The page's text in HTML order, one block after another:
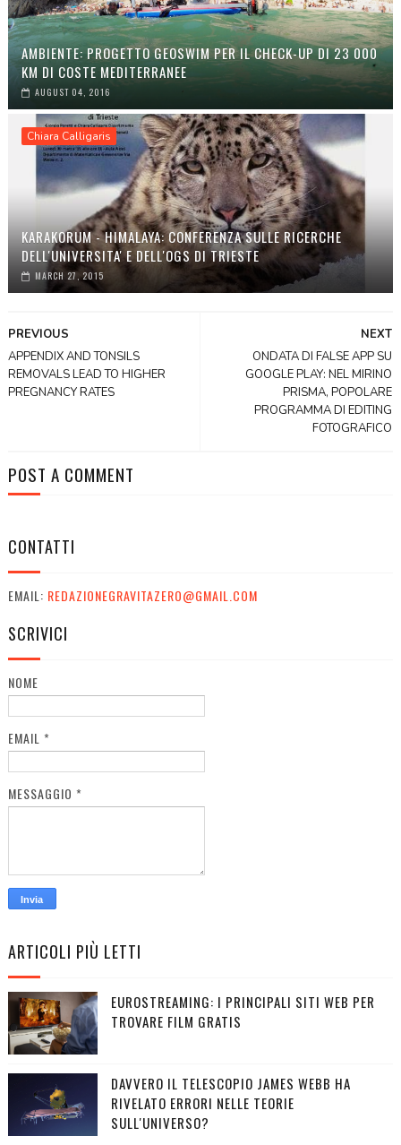
AMBIENTE: PROGETTO GEOSWIM PER IL CHECK-UP DI 23 000
KM DI COSTE MEDITERRANEE
AUGUST 04, 2016
Chiara Calligaris
KARAKORUM - HIMALAYA: CONFERENZA SULLE RICERCHE
DELL'UNIVERSITA' E DELL'OGS DI TRIESTE
MARCH 27, 2015
NEXT
ONDATA DI FALSE APP SU
GOOGLE PLAY: NEL MIRINO
PRISMA, POPOLARE
PROGRAMMA DI EDITING
FOTOGRAFICO
PREVIOUS
APPENDIX AND TONSILS
REMOVALS LEAD TO HIGHER
PREGNANCY RATES
POST A COMMENT
CONTATTI
EMAIL: REDAZIONEGRAVITAZERO@GMAIL.COM
SCRIVICI
NOME
EMAIL *
MESSAGGIO *
ARTICOLI PIÙ LETTI
EUROSTREAMING: I PRINCIPALI SITI WEB PER
TROVARE FILM GRATIS
DAVVERO IL TELESCOPIO JAMES WEBB HA
RIVELATO ERRORI NELLE TEORIE
SULL'UNIVERSO?